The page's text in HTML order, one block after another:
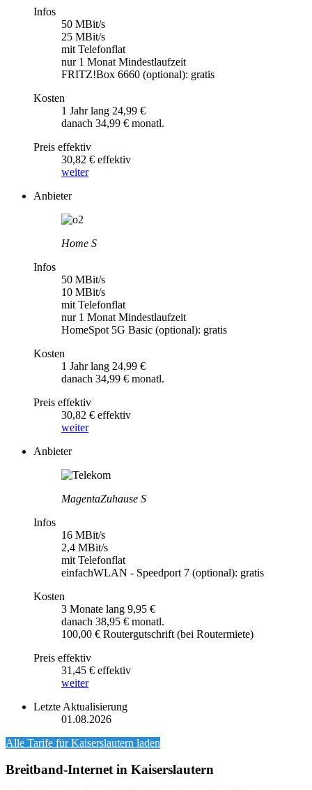
Infos
50 MBit/s
25 MBit/s
mit Telefonflat
nur 1 Monat Mindestlaufzeit
FRITZ!Box 6660 (optional): gratis
Kosten
1 Jahr lang 24,99 €
danach 34,99 € monatl.
Preis effektiv
30,82 € effektiv
weiter
Anbieter
Home S
Infos
50 MBit/s
10 MBit/s
mit Telefonflat
nur 1 Monat Mindestlaufzeit
HomeSpot 5G Basic (optional): gratis
Kosten
1 Jahr lang 24,99 €
danach 34,99 € monatl.
Preis effektiv
30,82 € effektiv
weiter
Anbieter
MagentaZuhause S
Infos
16 MBit/s
2,4 MBit/s
mit Telefonflat
einfachWLAN - Speedport 7 (optional): gratis
Kosten
3 Monate lang 9,95 €
danach 38,95 € monatl.
100,00 € Routergutschrift (bei Routermiete)
Preis effektiv
31,45 € effektiv
weiter
Letzte Aktualisierung
01.08.2026
Alle Tarife fürKaiserslautern laden
Breitband-Internet in Kaiserslautern